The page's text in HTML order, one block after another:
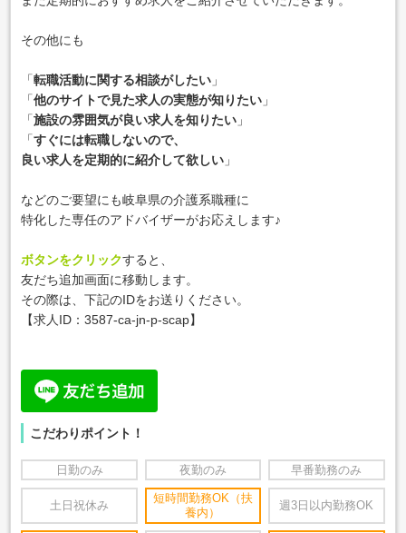
その他にも
「転職活動に関する相談がしたい 」
「他のサイトで見た求人の実態が知りたい 」
「施設の雰囲気が良い求人を知りたい 」
「すぐには転職しないので、
良い求人を定期的に紹介して欲しい 」
などのご要望にも岐阜県の介護系職種に
特化した専任のアドバイザーがお応えします♪
ボタンをクリックすると、
友だち追加画面に移動します。
その際は、下記のIDをお送りください。
【求人ID：3587-ca-jn-p-scap】
こだわりポイント！
日勤のみ 夜勤のみ 早番勤務のみ
土日祝休み
短時間勤務OK（扶
養内）
週3日以内勤務OK